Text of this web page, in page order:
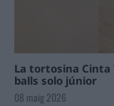
La tortosina Cinta
balls solo júnior
08 maig 2026